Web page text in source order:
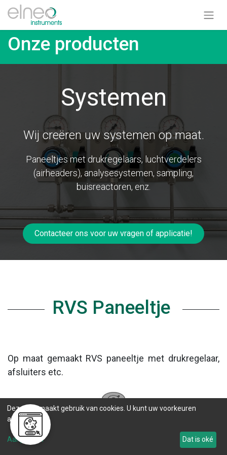
Onze producten
Systemen
Wij creëren uw systemen op maat.
Paneeltjes met drukregelaars, luchtverdelers
(airheaders), analysesystemen, sampling,
buisreactoren, enz.
Contacteer ons voor uw vragen of applicatie!
RVS Paneeltje
Op maat gemaakt RVS paneeltje met drukregelaar,
afsluiters etc.
Deze site maakt gebruik van cookies. U kunt uw voorkeuren
aanpassen.
Aanpassen Dat is oké